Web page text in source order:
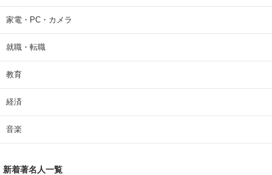
家電・PC・カメラ
就職・転職
教育
経済
音楽
新着著名人一覧